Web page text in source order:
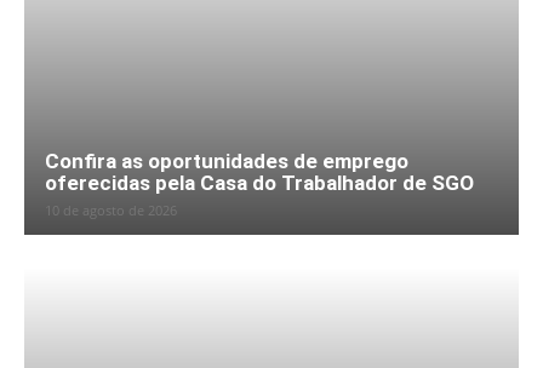
Confira as oportunidades de emprego
oferecidas pela Casa do Trabalhador de SGO
10 de agosto de 2026